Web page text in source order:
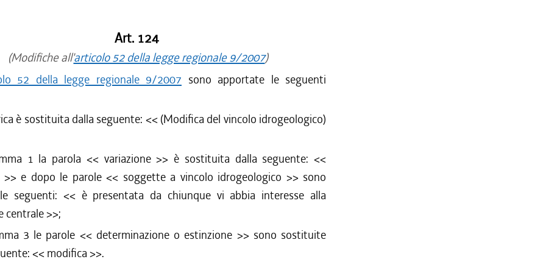
2014 al 31/08/2014
al 02/07/2014
al 19/02/2014
2013 al 31/12/2013
al 18/12/2013
al 11/12/2013
al 15/11/2013
al 31/07/2013
al 10/04/2013
Art. 124
(Modifiche all'articolo 52 della legge regionale 9/2007)
52 della legge regionale 9/2007 sono apportate le seguenti
è sostituita dalla seguente: << (Modifica del vincolo idrogeologico)
1 la parola << variazione>> è sostituita dalla seguente: <<
>> e dopo le parole << soggette a vincolo idrogeologico >> sono
seguenti: << è presentata da chiunque vi abbia interesse alla
centrale>>;
3 le parole << determinazione o estinzione >> sono sostituite
<<modifica >>.